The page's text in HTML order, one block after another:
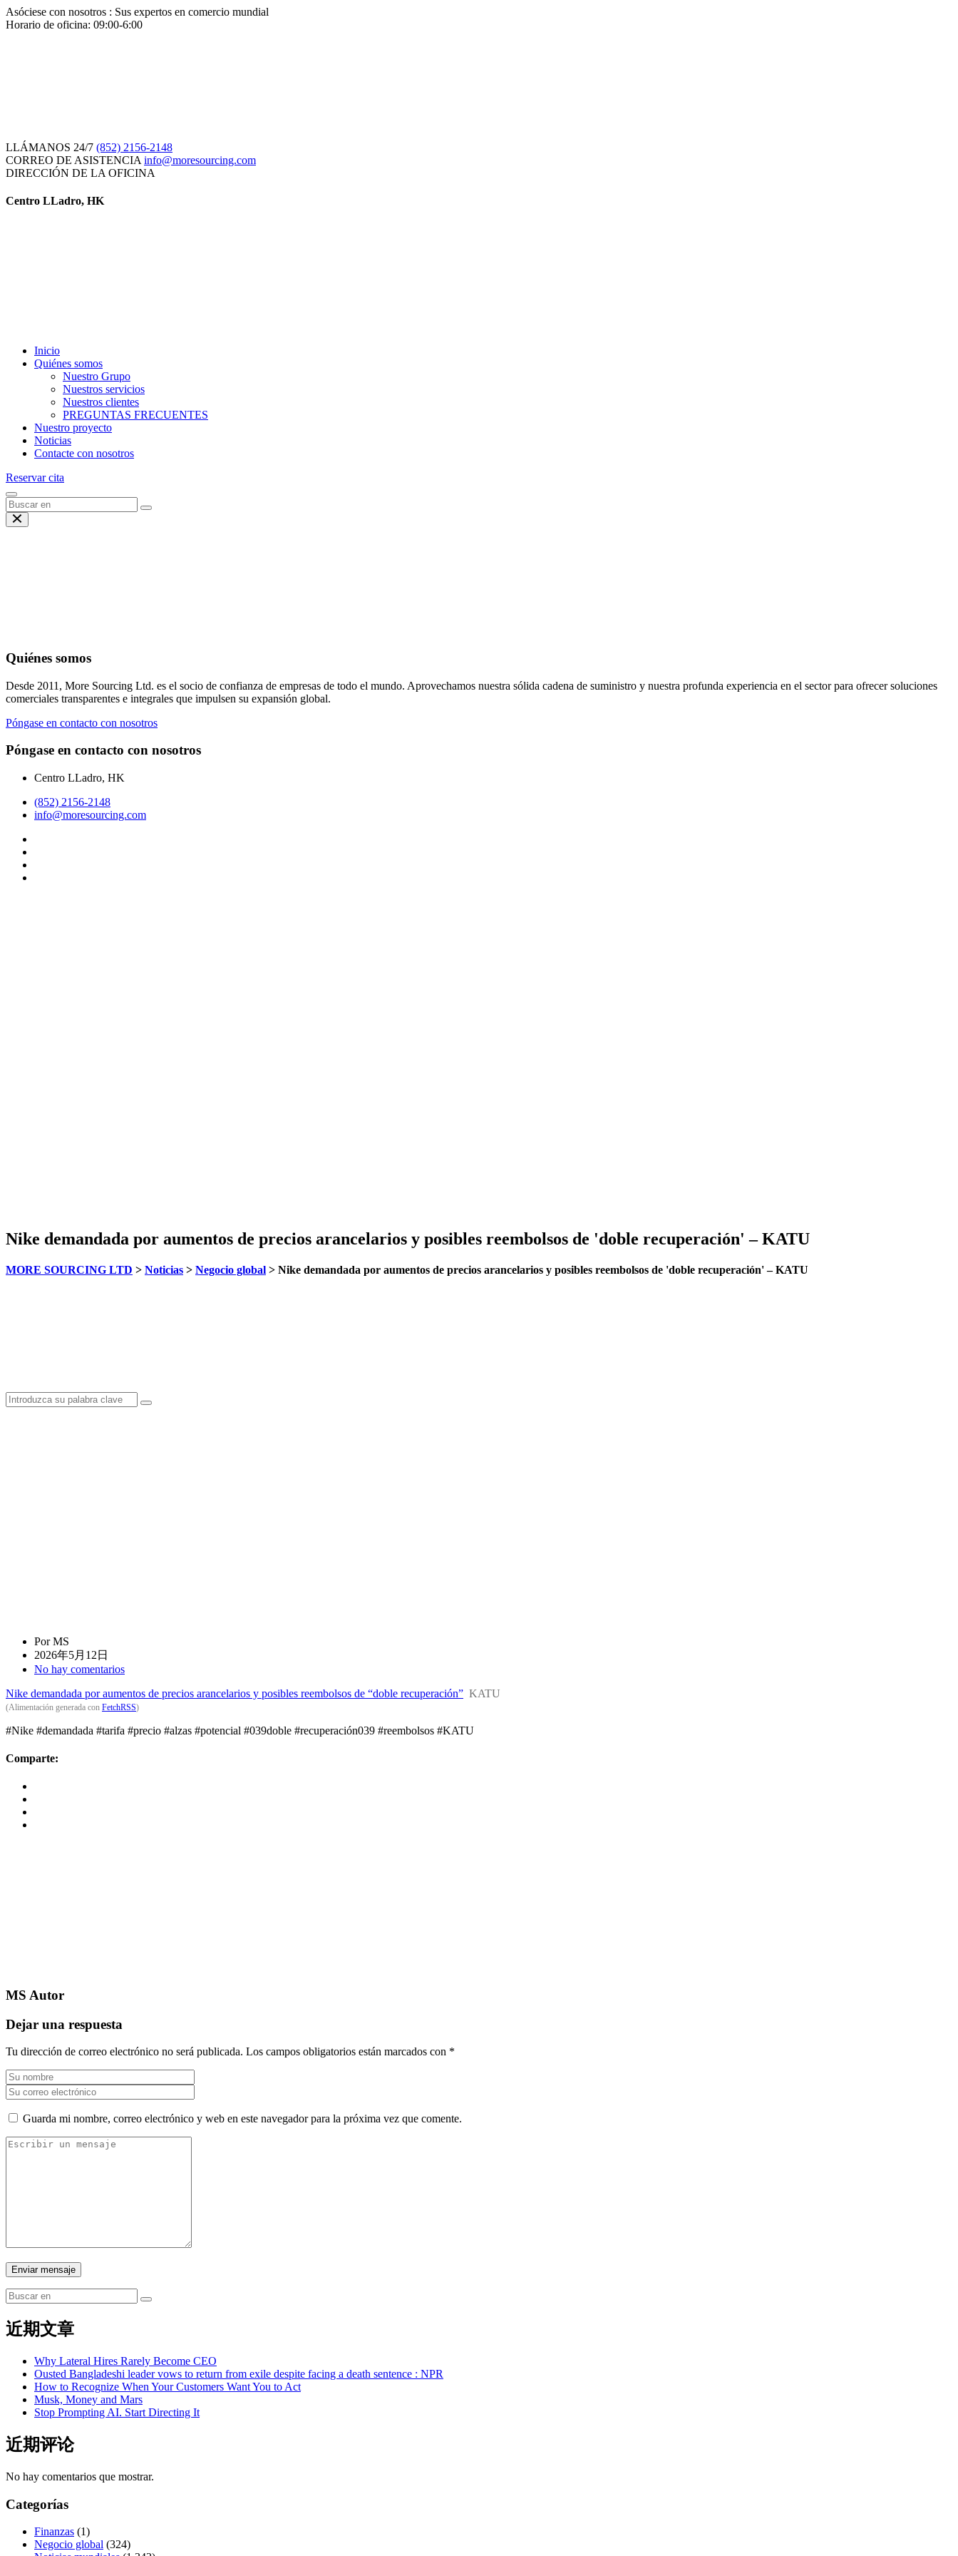
Asóciese con nosotros : Sus expertos en comercio mundial
Horario de oficina: 09:00-6:00
LLÁMANOS 24/7 (852) 2156-2148
CORREO DE ASISTENCIA info@moresourcing.com
DIRECCIÓN DE LA OFICINA
Centro LLadro, HK
Inicio
Quiénes somos
Nuestro Grupo
Nuestros servicios
Nuestros clientes
PREGUNTAS FRECUENTES
Nuestro proyecto
Noticias
Contacte con nosotros
Reservar cita
Quiénes somos
Desde 2011, More Sourcing Ltd. es el socio de confianza de empresas de todo el mundo. Aprovechamos nuestra sólida cadena de suministro y nuestra profunda experiencia en el sector para ofrecer soluciones
comerciales transparentes e integrales que impulsen su expansión global.
Póngase en contacto con nosotros
Póngase en contacto con nosotros
Centro LLadro, HK
(852) 2156-2148
info@moresourcing.com
Nike demandada por aumentos de precios arancelarios y posibles reembolsos de 'doble recuperación' – KATU
MORE SOURCING LTD > Noticias > Negocio global > Nike demandada por aumentos de precios arancelarios y posibles reembolsos de 'doble recuperación' – KATU
Por MS
2026年5月12日
No hay comentarios
Nike demandada por aumentos de precios arancelarios y posibles reembolsos de “doble recuperación” KATU
(Alimentación generada con FetchRSS)
#Nike #demandada #tarifa #precio #alzas #potencial #039doble #recuperación039 #reembolsos #KATU
Comparte:
MS Autor
Dejar una respuesta
Tu dirección de correo electrónico no será publicada. Los campos obligatorios están marcados con *
Guarda mi nombre, correo electrónico y web en este navegador para la próxima vez que comente.
Enviar mensaje
近期文章
Why Lateral Hires Rarely Become CEO
Ousted Bangladeshi leader vows to return from exile despite facing a death sentence : NPR
How to Recognize When Your Customers Want You to Act
Musk, Money and Mars
Stop Prompting AI. Start Directing It
近期评论
No hay comentarios que mostrar.
Categorías
Finanzas (1)
Negocio global (324)